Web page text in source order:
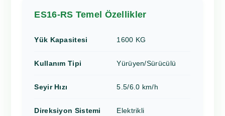
ES16-RS Temel Özellikler
Yük Kapasitesi 1600 KG
Kullanım Tipi Yürüyen/Sürücülü
Seyir Hızı 5.5/6.0 km/h
Direksiyon Sistemi Elektrikli